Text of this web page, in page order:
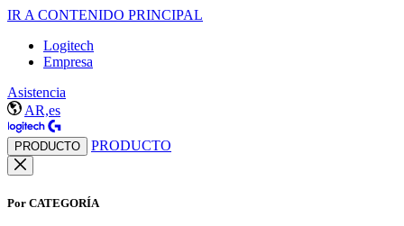
IR A CONTENIDO PRINCIPAL
Logitech
Empresa
Asistencia
AR,es
PRODUCTO PRODUCTO
Por CATEGORÍA